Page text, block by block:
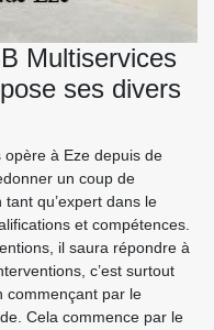
Multiservices
ses divers
à Eze depuis de
un coup de
qu’expert dans le
et compétences.
il saura répondre à
c’est surtout
commençant par le
Cela commence par le